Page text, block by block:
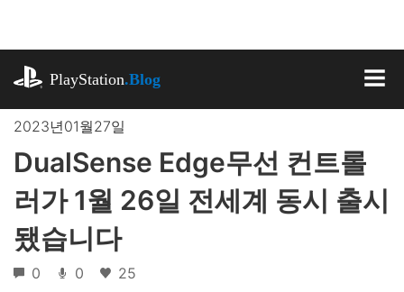
로
뛰
PlayStation.Blog
2023년01월27일
DualSense Edge무선 컨트롤
러가 1월 26일 전세계 동시 출시
됐습니다
0 0 25